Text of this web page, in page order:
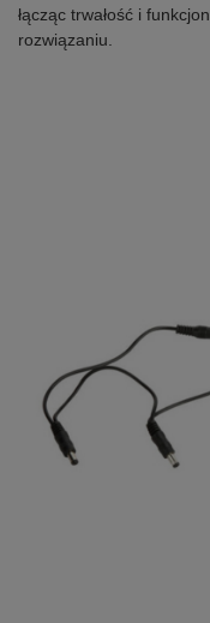
łącząc trwałość i
rozwiązaniu.